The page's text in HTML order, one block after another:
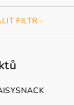
FILTR